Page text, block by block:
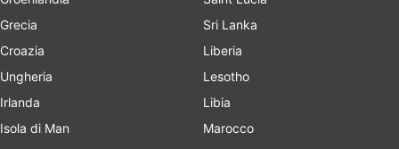
Grecia
Croazia
Ungheria
Irlanda
Isola di Man
Sri Lanka
Liberia
Lesotho
Libia
Marocco